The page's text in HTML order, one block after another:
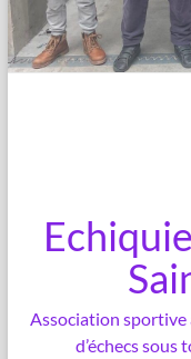
Association
d’échecs sous